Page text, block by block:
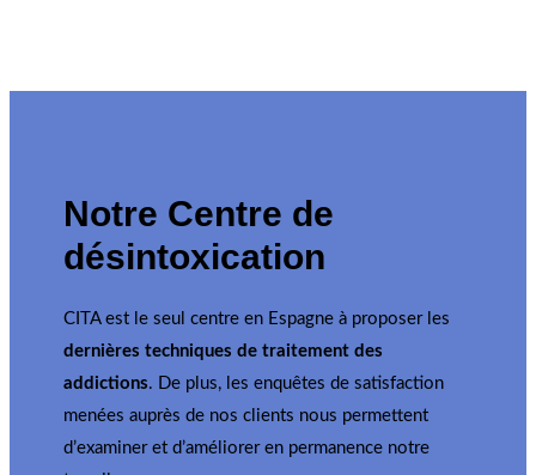
Notre Centre de
désintoxication
CITA est le seul centre en Espagne à proposer les
dernières techniques de traitement des
addictions. De plus, les enquêtes de satisfaction
menées auprès de nos clients nous permettent
d’examiner et d’améliorer en permanence notre